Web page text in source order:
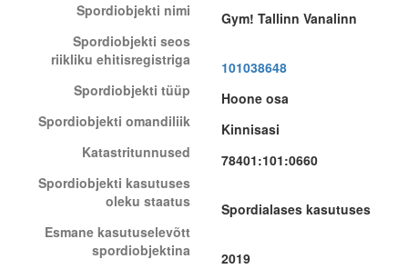
Spordiobjekti nimi
Gym! Tallinn Vanalinn
Spordiobjekti seos
riikliku ehitisregistriga
101038648
Spordiobjekti tüüp
Hoone osa
Spordiobjekti omandiliik
Kinnisasi
Katastritunnused
78401:101:0660
Spordiobjekti kasutuses
oleku staatus
Spordialases kasutuses
Esmane kasutuselevõtt
spordiobjektina
2019